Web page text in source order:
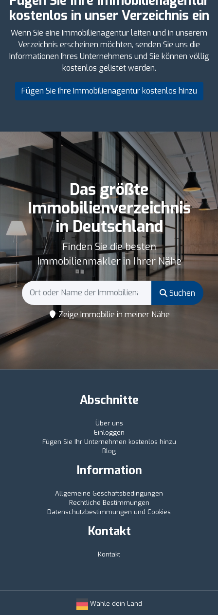
kostenlos in unser Verzeichnis ein
Wenn Sie eine Immobilienagentur leiten und in unserem
Verzeichnis erscheinen möchten, senden Sie uns die
Informationen Ihres Unternehmens und Sie können völlig
kostenlos gelistet werden.
Fügen Sie Ihre Immobilienagentur kostenlos hinzu
Das größte
Immobilienverzeichnis
in Deutschland
Finden Sie die besten
Immobilienmakler in Ihrer Nähe
Suchen
Zeige Immobilie in meiner Nähe
Abschnitte
Über uns
Einloggen
Fügen Sie Ihr Unternehmen kostenlos hinzu
Blog
Information
Allgemeine Geschäftsbedingungen
Rechtliche Bestimmungen
Datenschutzbestimmungen und Cookies
Kontakt
Kontakt
Wähle dein Land